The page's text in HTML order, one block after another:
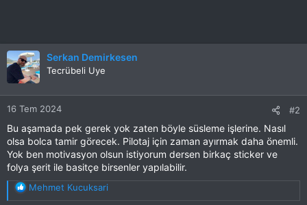
Serkan Demirkesen
Tecrübeli Uye
16 Tem 2024 #2
Bu aşamada pek gerek yok zaten böyle süsleme işlerine. Nasıl
olsa bolca tamir görecek. Pilotaj için zaman ayırmak daha önemli.
Yok ben motivasyon olsun istiyorum dersen birkaç sticker ve
folya şerit ile basitçe birsenler yapılabilir.
T
e
Mehmet Kucuksari